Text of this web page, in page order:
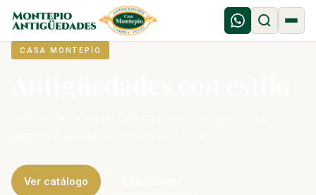
CASA MONTEPÍO
Ver catálogo